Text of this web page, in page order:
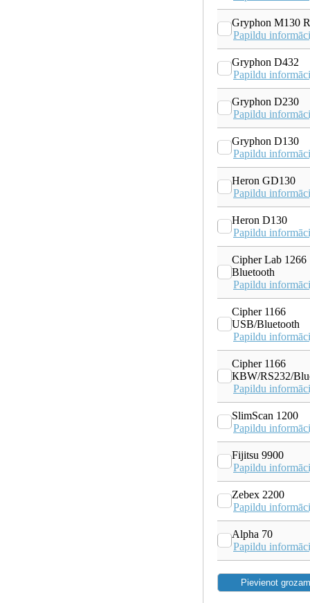
Gryphon M130
Papildu
Gryphon D432
Papildu
Gryphon D230
Papildu
Gryphon D130
Papildu
Heron GD130
Papildu
Heron D130
Papildu
Cipher Lab 1266
Bluetooth
Papildu
Cipher 1166
USB/Bluetooth
Papildu
Cipher 1166
КВW/RS232/
Papildu
SlimScan 1200
Papildu
Fijitsu 9900
Papildu
Zebex 2200
Papildu
Alpha 70
Papildu